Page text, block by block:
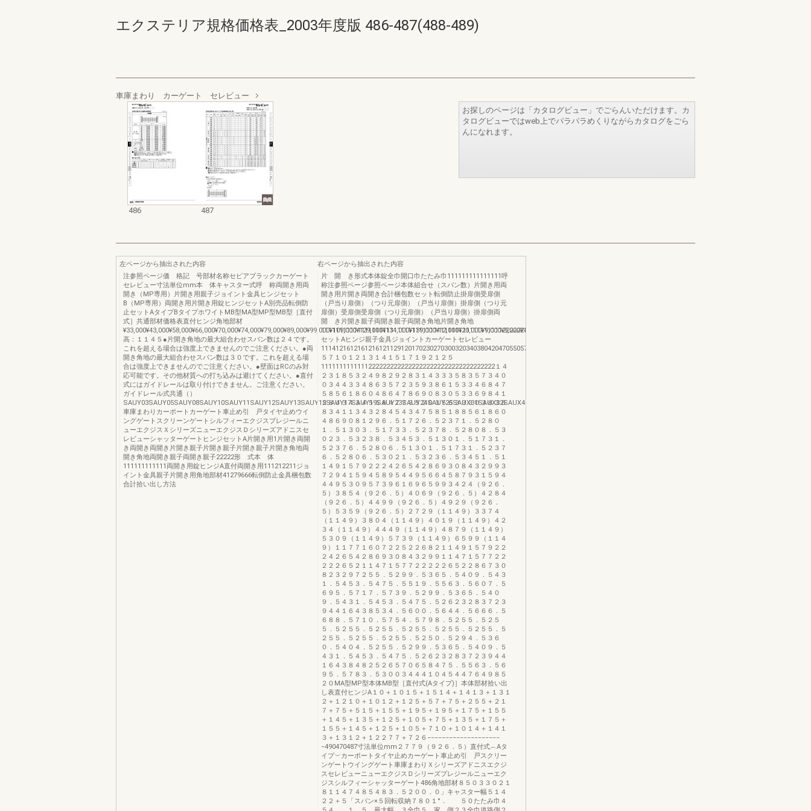
エクステリア規格価格表_2003年度版 486-487(488-489)
車庫まわり カーゲート セレビュー
486 487
お探しのページは「カタログビュー」でごらんいただけます。カ
タログビューではweb上でパラパラめくりながらカタログをごら
んになれます。
左ページから抽出された内容
注参照ページ価 格記 号部材名称セピアブラックカーゲート
セレビュー寸法単位mm本 体キャスター式呼 称両開き用両
開き（MP専用）片開き用親子ジョイント金具ヒンジセット
B（MP専用）両開き用片開き用錠ヒンジセットA別売品転倒防
止セットAタイプBタイプホワイトMB型MA型MP型MB型［直付
式］共通部材価格表直付ヒンジ角地部材
高：１１４５●片開き角地の最大組合わせスパン数は２４です。
これを超える場合は強度上できませんのでご注意ください。●両
開き角地の最大組合わせスパン数は３０です。これを超える場
合は強度上できませんのでご注意ください。●壁面はRCのみ対
応可能です。その他材質への打ち込みは避けてください。●直付
式にはガイドレールは取り付けできません。ご注意ください。
ガイドレール式共通（）
車庫まわりカーポートカーゲート車止め引 戸タイヤ止めウイ
ングゲートスクリーンゲートシルフィーエクジスプレジールニ
ューエクジスＸシリーズニューエクジスＤシリーズアドニスセ
レビューシャッターゲートヒンジセットA片開き用1片開き両開
き両開き両開き片開き親子片開き親子片開き親子片開き角地両
開き角地両開き親子両開き親子22222形 式本 体
111111111111両開き用錠ヒンジA直付両開き用111212211ジョ
イント金具親子片開き用角地部材41279666転倒防止金具梱包数
合計拾い出し方法
右ページから抽出された内容
片 開 き形式本体錠全巾開口巾たたみ巾111111111111111呼
称注参照ページ参照ページ本体組合せ（スパン数）片開き用両
開き用片開き両開き合計梱包数セット転倒防止掛扉側受扉側
（戸当り扉側）（つり元扉側）（戸当り扉側）掛扉側（つり元
扉側）受扉側受扉側（つり元扉側）（戸当り扉側）掛扉側両
開 き片開き親子両開き親子両開き角地片開き角地
セットAヒンジ親子金具ジョイントカーゲートセレビュー
５７１０１２１３１４１５１７１９２１２５
111111111111122222222222222222222222222222222222１４
２３１８５３２４９８２９２８３１４３３３５８３５７３４０
０３４４３３４８６３５７２３５９３８６１５３３４６８４７
５８５６１８６０４８６４７８６９０８３０５３３６９８４１
２８４３４３４５５８４７７３５２０３５６３３３０３８３６
８３４１１３４３２８４５４３４７５８５１８８５６１８６０
４８６９０８１２９６．５１７２６．５２３７１．５２８０
１．５１３０３．５１７３３．５２３７８．５２８０８．５３
０２３．５３２３８．５３４５３．５１３０１．５１７３１．
５２３７６．５２８０６．５１３０１．５１７３１．５２３７
６．５２８０６．５３０２１．５３２３６．５３４５１．５１
１４９１５７９２２２４２６５４２８６９３０８４３２９９３
７２９４１５９４５８９５４４９５６６４５８７９３１５９４
４４９５３０９５７３９６１６９６５９９３４２４（９２６．
５）３８５４（９２６．５）４０６９（９２６．５）４２８４
（９２６．５）４４９９（９２６．５）４９２９（９２６．
５）５３５９（９２６．５）２７２９（１１４９）３３７４
（１１４９）３８０４（１１４９）４０１９（１１４９）４２
３４（１１４９）４４４９（１１４９）４８７９（１１４９）
５３０９（１１４９）５７３９（１１４９）６５９９（１１４
９）１１７７１６０７２２５２２６８２１１４９１５７９２２
２４２６５４２８６９３０８４３２９９１１４７１５７７２２
２２２６５２１１４７１５７７２２２２２６５２２８６７３０
８２３２９７２５５．５２９９．５３６５．５４０９．５４３
１．５４５３．５４７５．５５１９．５５６３．５６０７．５
６９５．５７１７．５７３９．５２９９．５３６５．５４０
９．５４３１．５４５３．５４７５．５２６２３２８３７２３
９４４１６４３８５３４．５６００．５６４４．５６６６．５
６８８．５７１０．５７５４．５７９８．５２５５．５２５
５．５２５５．５２５５．５２５５．５２５５．５２５５．５
２５５．５２５５．５２５５．５２５０．５２９４．５３６
０．５４０４．５２５５．５２９９．５３６５．５４０９．５
４３１．５４５３．５４７５．５２６２３２８３７２３９４４
１６４３８４８２５２６５７０６５８４７５．５５６３．５６
９５．５７８３．５３００３４４４１０４５４４７６４９８５
２０MA型MP型本体MB型［直付式(Aタイプ)］本体部材拾い出
し表直付ヒンジA１０＋１０１５＋１５１４＋１４１３＋１３１
２＋１２１０＋１０１２＋１２５＋５７＋７５＋２５５＋２１
７＋７５＋５１５＋１５５＋１９５＋１９５＋１７５＋１５５
＋１４５＋１３５＋１２５＋１０５＋７５＋１３５＋１７５＋
１５５＋１４５＋１２５＋１０５＋７１０＋１０１４＋１４１
３＋１３１２＋１２２７７＋７２６−−−−−−−−−−−−−−−−−−−−
−490470487寸法単位mm２７７９（９２６．５）直付式︵Aタ
イプ︶カーポートタイヤ止めカーゲート車止め引 戸スクリー
ンゲートウイングゲート車庫まわりＸシリーズアドニスエクジ
スセレビューニューエクジスＤシリーズプレジールニューエク
ジスシルフィーシャッターゲート486角地部材８５０３３０２１
８１１４７４８５４８３．５２００．０」キャスター幅５１４
２２＋５「スパン×５回転収納７８０１°． ５０たたみ巾４